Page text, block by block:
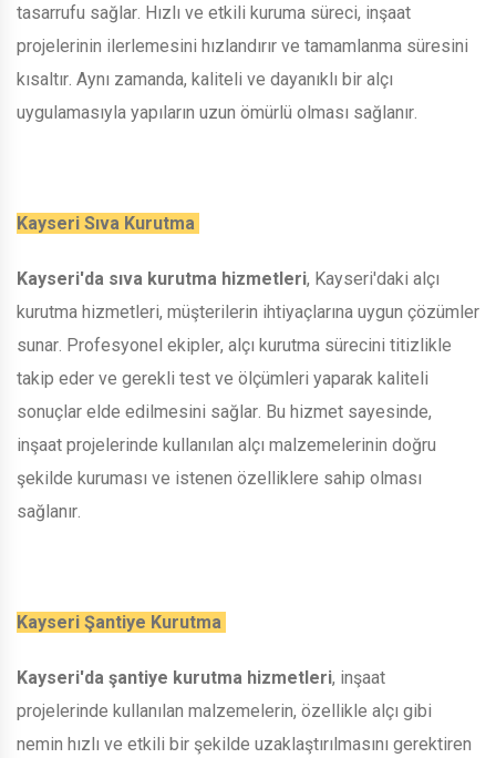
tasarrufu sağlar. Hızlı ve etkili kuruma süreci, inşaat
projelerinin ilerlemesini hızlandırır ve tamamlanma süresini
kısaltır. Aynı zamanda, kaliteli ve dayanıklı bir alçı
uygulamasıyla yapıların uzun ömürlü olması sağlanır.
Kayseri Sıva Kurutma
Kayseri'da sıva kurutma hizmetleri, Kayseri'daki alçı
kurutma hizmetleri, müşterilerin ihtiyaçlarına uygun çözümler
sunar. Profesyonel ekipler, alçı kurutma sürecini titizlikle
takip eder ve gerekli test ve ölçümleri yaparak kaliteli
sonuçlar elde edilmesini sağlar. Bu hizmet sayesinde,
inşaat projelerinde kullanılan alçı malzemelerinin doğru
şekilde kuruması ve istenen özelliklere sahip olması
sağlanır.
Kayseri Şantiye Kurutma
Kayseri'da şantiye kurutma hizmetleri, inşaat
projelerinde kullanılan malzemelerin, özellikle alçı gibi
nemin hızlı ve etkili bir şekilde uzaklaştırılmasını gerektiren